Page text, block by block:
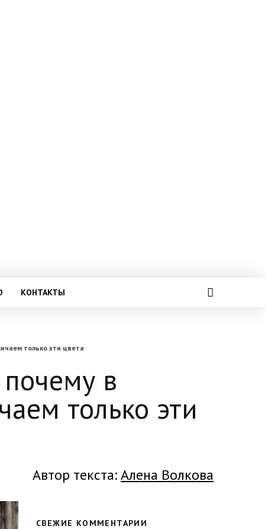
КОНТАКТЫ
только эти цвета
в
только эти
Автор текста:Алена Волкова
СВЕЖИЕ КОММЕНТАРИИ